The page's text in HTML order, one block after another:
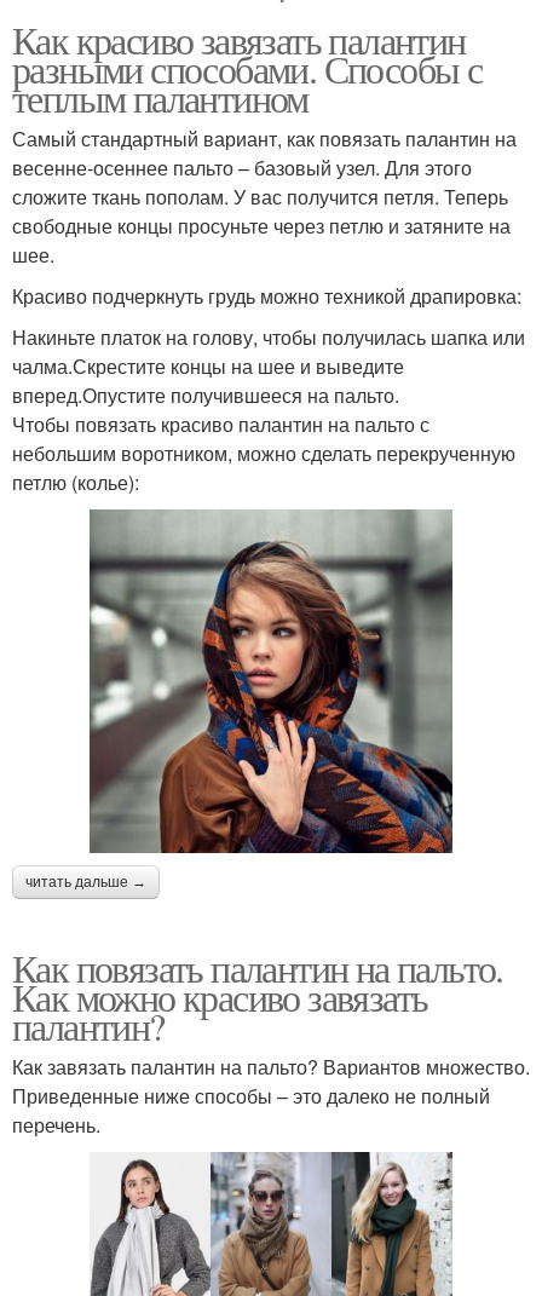
Как красиво завязать палантин
разными способами. Способы с
теплым палантином
Самый стандартный вариант, как повязать палантин на
весенне-осеннее пальто – базовый узел. Для этого
сложите ткань пополам. У вас получится петля. Теперь
свободные концы просуньте через петлю и затяните на
шее.
Красиво подчеркнуть грудь можно техникой драпировка:
Накиньте платок на голову, чтобы получилась шапка или
чалма.Скрестите концы на шее и выведите
вперед.Опустите получившееся на пальто.
Чтобы повязать красиво палантин на пальто с
небольшим воротником, можно сделать перекрученную
петлю (колье):
читать дальше →
Как повязать палантин на пальто.
Как можно красиво завязать
палантин?
Как завязать палантин на пальто? Вариантов множество.
Приведенные ниже способы – это далеко не полный
перечень.